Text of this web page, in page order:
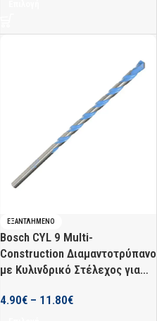
ΕΞΑΝΤΛΗΜΈΝΟ
Bosch CYL 9 Multi-
Construction Διαμαντοτρύπανο
με Κυλινδρικό Στέλεχος για
Γυαλί και Πλακίδια
4.90€ – 11.80€